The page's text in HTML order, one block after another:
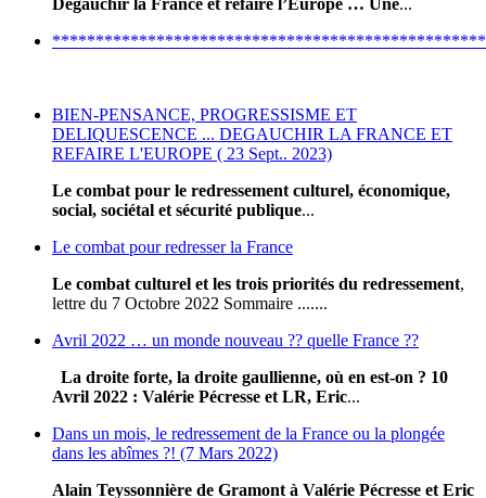
BIEN-PENSANCE, PROGRESSISME ET
DELIQUESCENCE ... DEGAUCHIR LA FRANCE ET
REFAIRE L'EUROPE ( 23 Sept.. 2023)
Le combat pour le redressement culturel, économique,
social, sociétal et sécurité publique...
Le combat pour redresser la France
Le combat culturel et les trois priorités du redressement,
lettre du 7 Octobre 2022 Sommaire .......
Avril 2022 … un monde nouveau ?? quelle France ??
La droite forte, la droite gaullienne, où en est-on ? 10
Avril 2022 : Valérie Pécresse et LR, Eric...
Dans un mois, le redressement de la France ou la plongée
dans les abîmes ?! (7 Mars 2022)
Alain Teyssonnière de Gramont à Valérie Pécresse et Eric